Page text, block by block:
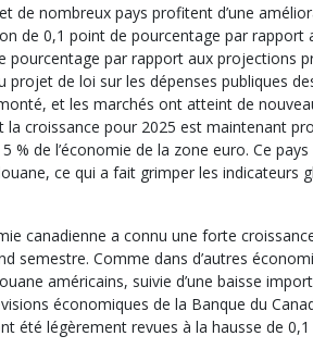
de nombreux pays profitent d’une
de 0,1 point de pourcentage par rapport
pourcentage par rapport aux projections
de loi sur les dépenses publiques
et les marchés ont atteint de
croissance pour 2025 est maintenant
de l’économie de la zone euro. Ce
ce qui a fait grimper les indicateurs
canadienne a connu une forte
semestre. Comme dans d’autres
américains, suivie d’une baisse
économiques de la Banque du
été légèrement revues à la hausse de